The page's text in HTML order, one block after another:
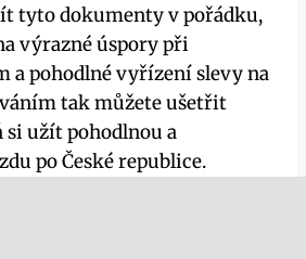
tyto dokumenty v pořádku,
výrazné úspory při
a pohodlné vyřízení slevy na
tak můžete ušetřit
si užít pohodlnou a
po České republice.